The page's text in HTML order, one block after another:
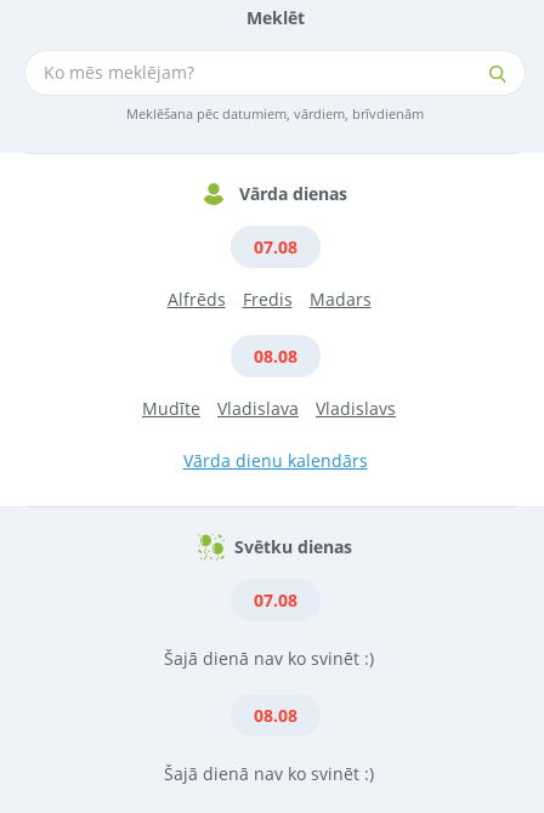
Meklēt
Meklēšana pēc datumiem, vārdiem, brīvdienām
Vārda dienas
07.08
Alfrēds Fredis Madars
08.08
Mudīte Vladislava Vladislavs
Vārda dienu kalendārs
Svētku dienas
07.08
Šajā dienā nav ko svinēt :)
08.08
Šajā dienā nav ko svinēt :)